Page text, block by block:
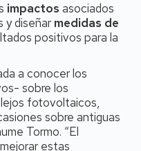
impactos asociados
y diseñar medidas de
positivos para la
a conocer los
sobre los
fotovoltaicos,
sobre antiguas
Tormo. “El
estas